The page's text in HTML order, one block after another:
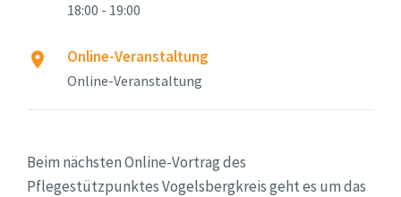
18:00 - 19:00
Online-Veranstaltung
Online-Veranstaltung
Beim nächsten Online-Vortrag des
Pflegestützpunktes Vogelsbergkreis geht es um das